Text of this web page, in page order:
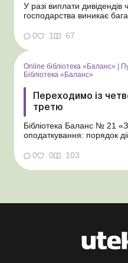
У разі виплати
господарства виникає
оформлення. Відповіді на
статті. Бібліотека Баланс
оформлення, обліку та
0 1 67
Online бібліотека «Баланс» |
Бібліотека «Баланс»
Переходимо із
третю
Бібліотека Баланс № 21
оподаткування: порядок
групи платників єдиного
розповіли в матеріалі «Як
в третю групу єдинників».
0 0 103